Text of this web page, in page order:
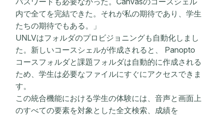
内で全てを完結できた。それが私の期待であり、学生
たちの期待でもある。」
UNLVはフォルダのプロビジョニングも自動化しまし
た。新しいコースシェルが作成されると、 Panopto
コースフォルダと課題フォルダは自動的に作成される
ため、学生は必要なファイルにすぐにアクセスできま
す。
この統合機能における学生の体験には、音声と画面上
のすべての要素を対象とした全文検索、成績を